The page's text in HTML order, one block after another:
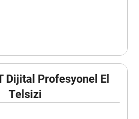
Dijital Profesyonel El
Telsizi